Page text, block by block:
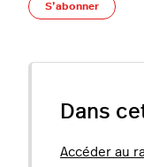
S’abonner
Dans
Accéder au